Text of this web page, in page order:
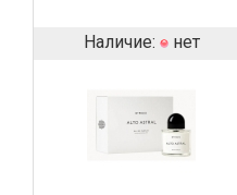
Наличие: нет